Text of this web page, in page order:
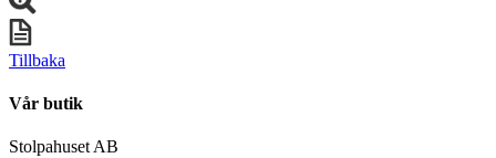
Tillbaka
Vår butik
Stolpahuset AB